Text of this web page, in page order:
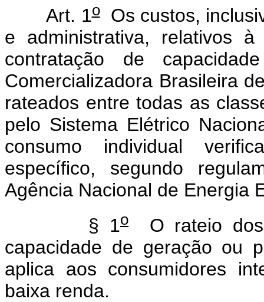
Art. 1oOs custos,
e administrativa, relativos
contratação de
Comercializadora Brasileira
rateados entre todas as
pelo Sistema Elétrico
consumo individual
específico, segundo
Agência Nacional de Energia
§ 1o O rateio dos
capacidade de geração ou
aplica aos consumidores
baixa renda.